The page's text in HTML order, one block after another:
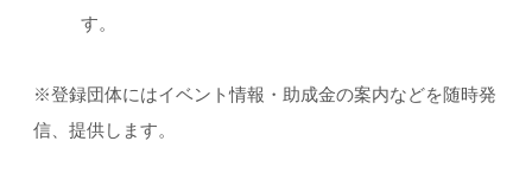
す。
※登録団体にはイベント情報・助成金の案内などを随時発
信、提供します。